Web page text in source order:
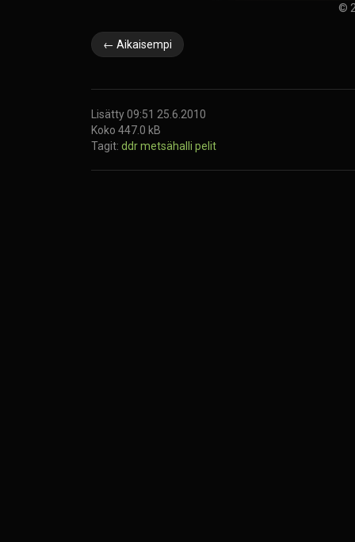
©
← Aikaisempi
Lisätty 09:51 25.6.2010
Koko 447.0 kB
Tagit: ddrmetsähalli pelit